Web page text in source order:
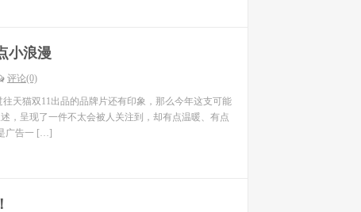
小浪漫
评论(0)
天猫双11出品的品牌片还有印象，那么今年这支可能
呈现了一件不太会被人关注到，却有点温暖、有点
广告一 […]